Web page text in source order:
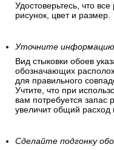
Удостоверьтесь, что
рисунок, цвет и размер.
Уточните информацию
Вид стыковки обоев
обозначающих
для правильного
Учтите, что при
вам потребуется запас
увеличит общий расход
Сделайте подгонку